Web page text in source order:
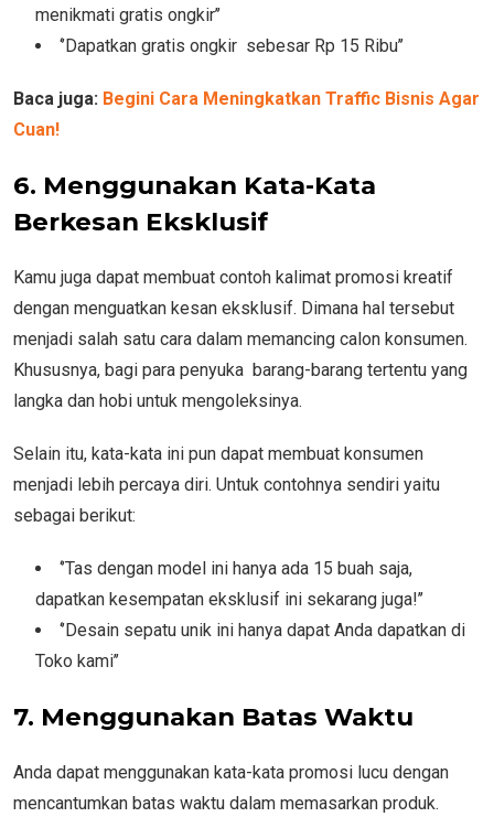
menikmati gratis ongkir’’
‘’Dapatkan gratis ongkir sebesar Rp 15 Ribu’’
Baca juga: Begini Cara Meningkatkan Traffic Bisnis Agar
Cuan!
6. Menggunakan Kata-Kata
Berkesan Eksklusif
Kamu juga dapat membuat contoh kalimat promosi kreatif
dengan menguatkan kesan eksklusif. Dimana hal tersebut
menjadi salah satu cara dalam memancing calon konsumen.
Khususnya, bagi para penyuka barang-barang tertentu yang
langka dan hobi untuk mengoleksinya.
Selain itu, kata-kata ini pun dapat membuat konsumen
menjadi lebih percaya diri. Untuk contohnya sendiri yaitu
sebagai berikut:
‘’Tas dengan model ini hanya ada 15 buah saja,
dapatkan kesempatan eksklusif ini sekarang juga!’’
‘’Desain sepatu unik ini hanya dapat Anda dapatkan di
Toko kami’’
7. Menggunakan Batas Waktu
Anda dapat menggunakan kata-kata promosi lucu dengan
mencantumkan batas waktu dalam memasarkan produk.